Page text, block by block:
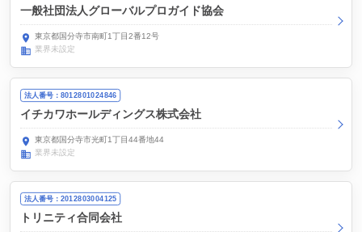
一般社団法人グローバルプロガイド協会
東京都国分寺市南町1丁目2番12号
業界未設定
法人番号：8012801024846
イチカワホールディングス株式会社
東京都国分寺市光町1丁目44番地44
業界未設定
法人番号：2012803004125
トリニティ合同会社